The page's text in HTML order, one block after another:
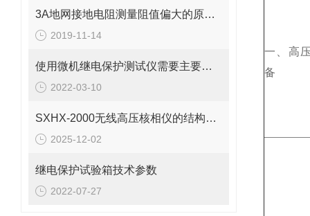
3A地网接地电阻测量阻值偏大的原因及解决方法
2019-11-14
使用微机继电保护测试仪需要主要哪些问题
2022-03-10
SXHX-2000无线高压核相仪的结构介绍
2025-12-02
继电保护试验箱技术参数
2022-07-27
一、高
备